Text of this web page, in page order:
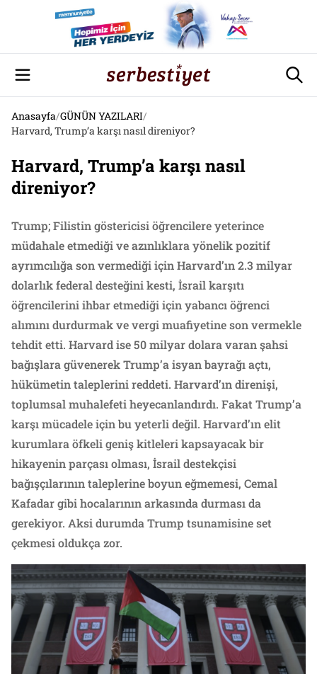
Anasayfa/GÜNÜN YAZILARI/
Harvard, Trump’a karşı nasıl direniyor?
Harvard, Trump’a karşı nasıl
direniyor?
Trump; Filistin göstericisi öğrencilere yeterince
müdahale etmediği ve azınlıklara yönelik pozitif
ayrımcılığa son vermediği için Harvard’ın 2.3 milyar
dolarlık federal desteğini kesti, İsrail karşıtı
öğrencilerini ihbar etmediği için yabancı öğrenci
alımını durdurmak ve vergi muafiyetine son vermekle
tehdit etti. Harvard ise 50 milyar dolara varan şahsi
bağışlara güvenerek Trump’a isyan bayrağı açtı,
hükümetin taleplerini reddeti. Harvard’ın direnişi,
toplumsal muhalefeti heyecanlandırdı. Fakat Trump’a
karşı mücadele için bu yeterli değil. Harvard’ın elit
kurumlara öfkeli geniş kitleleri kapsayacak bir
hikayenin parçası olması, İsrail destekçisi
bağışçılarının taleplerine boyun eğmemesi, Cemal
Kafadar gibi hocalarının arkasında durması da
gerekiyor. Aksi durumda Trump tsunamisine set
çekmesi oldukça zor.